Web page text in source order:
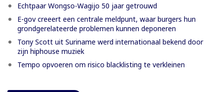
Echtpaar Wongso-Wagijo 50 jaar getrouwd
E-gov creeert een centrale meldpunt, waar burgers hun
grondgerelateerde problemen kunnen deponeren
Tony Scott uit Suriname werd internationaal bekend door
zijn hiphouse muziek
Tempo opvoeren om risico blacklisting te verkleinen